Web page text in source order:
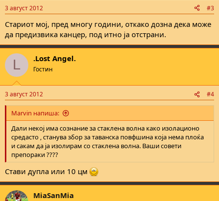
s
3 август 2012 #3
Стариот мој, пред многу години, откако дозна дека може
да предизвика канцер, под итно ја отстрани.
L .Lost Angel.
Гостин
3 август 2012 #4
Marvin напиша:
Дали некој има сознание за стаклена волна како изолационо
средасто , станува збор за таванска повфшина која нема плоќа
и сакам да ја изолирам со стаклена волна. Ваши совети
препораки ????
Стави дупла или 10 цм
MiaSanMia